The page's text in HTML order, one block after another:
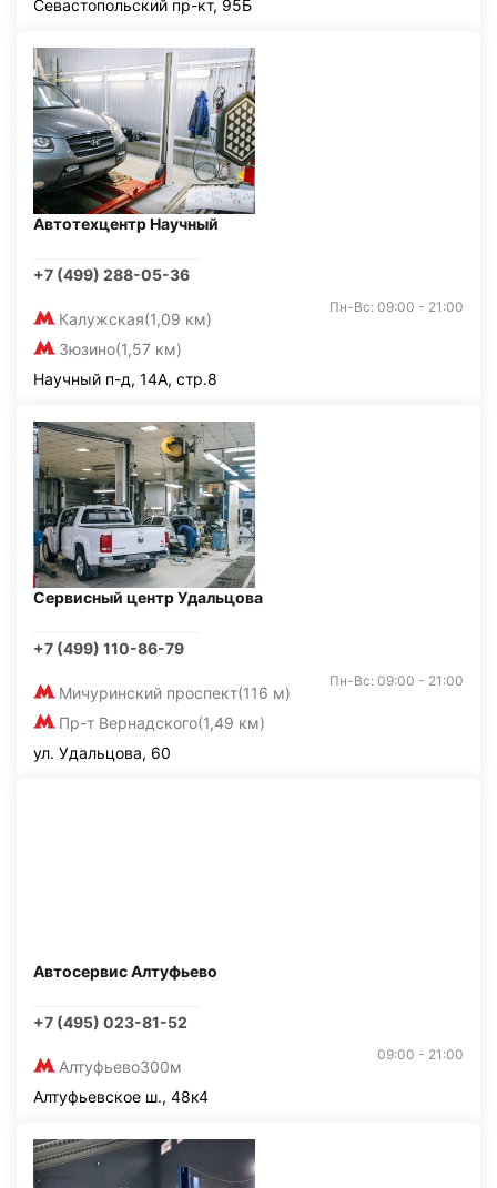
Севастопольский пр-кт, 95Б
Автотехцентр Научный
+7 (499) 288-05-36
Калужская(1,09 км)
Зюзино(1,57 км)
Пн-Вс: 09:00 - 21:00
Научный п-д, 14А, стр.8
Сервисный центр Удальцова
+7 (499) 110-86-79
Мичуринский проспект(116 м)
Пр-т Вернадского(1,49 км)
Пн-Вс: 09:00 - 21:00
ул. Удальцова, 60
Автосервис Алтуфьево
+7 (495) 023-81-52
Алтуфьево300м
09:00 - 21:00
Алтуфьевское ш., 48к4